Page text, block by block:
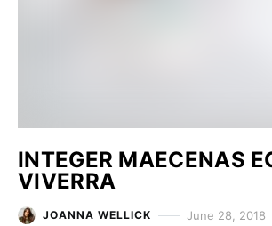
INTEGER MAECENAS
VIVERRA
JOANNA WELLICK June 28, 2018